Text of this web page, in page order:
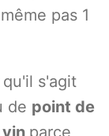
pas 1
s'agit
de point de
parce